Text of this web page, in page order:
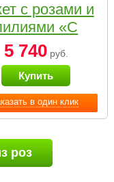
в один клик
с розами и
«С
наилучшими
5 740руб.
Купить
роз